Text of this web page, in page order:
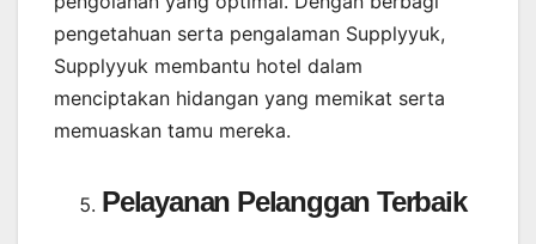
pengetahuan serta pengalaman Supplyyuk,
Supplyyuk membantu hotel dalam
menciptakan hidangan yang memikat serta
memuaskan tamu mereka.
Pelayanan Pelanggan Terbaik